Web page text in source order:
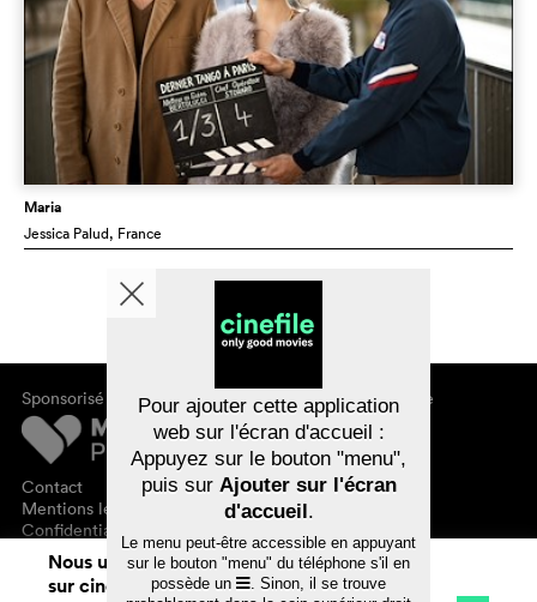
Maria
Jessica Palud, France
Sponsorisé par
Contact
Mentions légales
Confidentialité des données
À propos de cinefile
S'inscrire/s'abonner
Newsletter
FAQ
Bons-cadeaux
Nous utilisons des cookies. En naviguant
sur cinefile.ch, vous acceptez notre
Pour ajouter cette application
web sur l'écran d'accueil :
Appuyez sur le bouton "menu",
puis sur Ajouter sur l'écran
d'accueil.
Le menu peut-être accessible en appuyant
sur le bouton "menu" du téléphone s'il en
possède un
. Sinon, il se trouve